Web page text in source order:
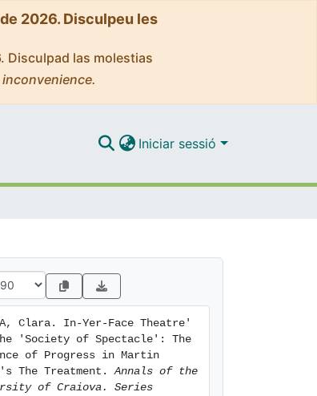
2026. Disculpeu les
Disculpad las molestias
Iniciar sessió
Clara. In-Yer-Face Theatre'
'Society of Spectacle': The
of Progress in Martin
The Treatment. Annals of the
of Craiova. Series